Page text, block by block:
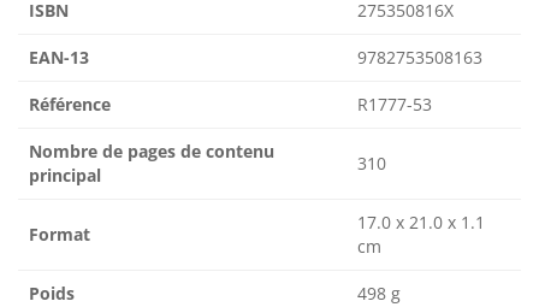
ISBN 275350816X
EAN-13 9782753508163
Référence R1777-53
Nombre de pages de contenu
principal
310
Format
17.0 x 21.0 x 1.1
cm
Poids 498 g